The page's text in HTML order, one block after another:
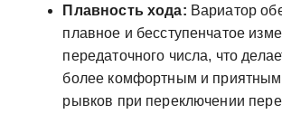
Плавность хода: Вариатор
плавное и бесступенчатое
передаточного числа, что
более комфортным и
рывков при переключении